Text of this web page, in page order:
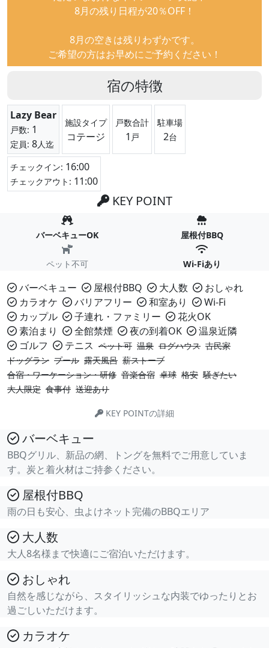
8月の残り日程が20％OFF！
8月の空きは残りわずかです。
ご希望の方はお早めにご予約ください！
宿の特徴
Lazy Bear
戸数: 1
定員: 8人迄
施設タイプ
コテージ
戸数合計
1 戸
駐車場
2台
チェックイン: 16:00
チェックアウト: 11:00
KEY POINT
バーベキューOK 屋根付BBQ
ペット不可 Wi-Fiあり
バーベキュー 屋根付BBQ 大人数
おしゃれ
カラオケ
バリアフリー 和室あり
Wi-Fi
カップル
子連れ・ファミリー
花火OK
素泊まり
全館禁煙 夜の到着OK
温泉近隣
ゴルフ
テニス ペット可 温泉 ログハウス 古民家
ドッグラン プール 露天風呂 薪ストーブ
合宿・ワーケーション・研修 音楽合宿 卓球 格安 騒ぎたい
大人限定 食事付 送迎あり
KEY POINTの詳細
バーベキュー
BBQグリル、新品の網、トングを無料でご用意していま
す。炭と着火材はご持参ください。
屋根付BBQ
雨の日も安心、虫よけネット完備のBBQエリア
大人数
大人8名様まで快適にご宿泊いただけます。
おしゃれ
自然を感じながら、スタイリッシュな内装でゆったりとお
過ごしいただけます。
カラオケ